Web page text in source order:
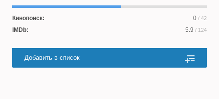
Кинопоиск: 0 / 42
IMDb: 5.9 / 124
Добавить в список